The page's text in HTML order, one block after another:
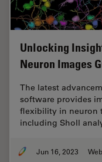
Unlocking
Neuron Images
The latest
software provides
flexibility in neuron
including Sholl
Jun 16, 2023